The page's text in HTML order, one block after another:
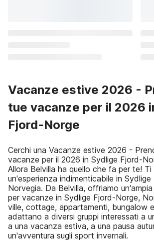
Vacanze estive 2026 -
tue vacanze per il 2026
Fjord-Norge
Cerchi una Vacanze estive 2026 -
vacanze per il 2026 in Sydlige Fjord-
Allora Belvilla ha quello che fa per te! Ti
un'esperienza indimenticabile in
Norvegia. Da Belvilla, offriamo
per vacanze in Sydlige Fjord-Norge,
ville, cottage, appartamenti, bungalow
adattano a diversi gruppi interessati a
a una vacanza estiva, a una pausa
un'avventura sugli sport invernali.